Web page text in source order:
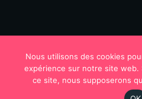
Nous utilisons des cookies
expérience sur notre site web.
ce site, nous supposerons